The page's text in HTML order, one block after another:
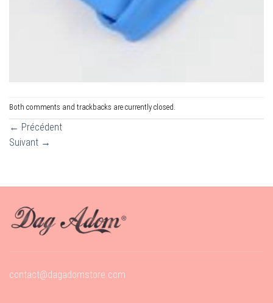
Both comments and trackbacks are currently closed.
← Précédent
Suivant →
contact@dagadomstore.com